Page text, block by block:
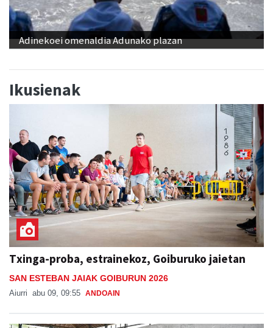
Adinekoei omenaldia Adunako plazan
Ikusienak
Txinga-proba, estrainekoz, Goiburuko jaietan
SAN ESTEBAN JAIAK GOIBURUN 2026
Aiurri abu 09, 09:55 ANDOAIN